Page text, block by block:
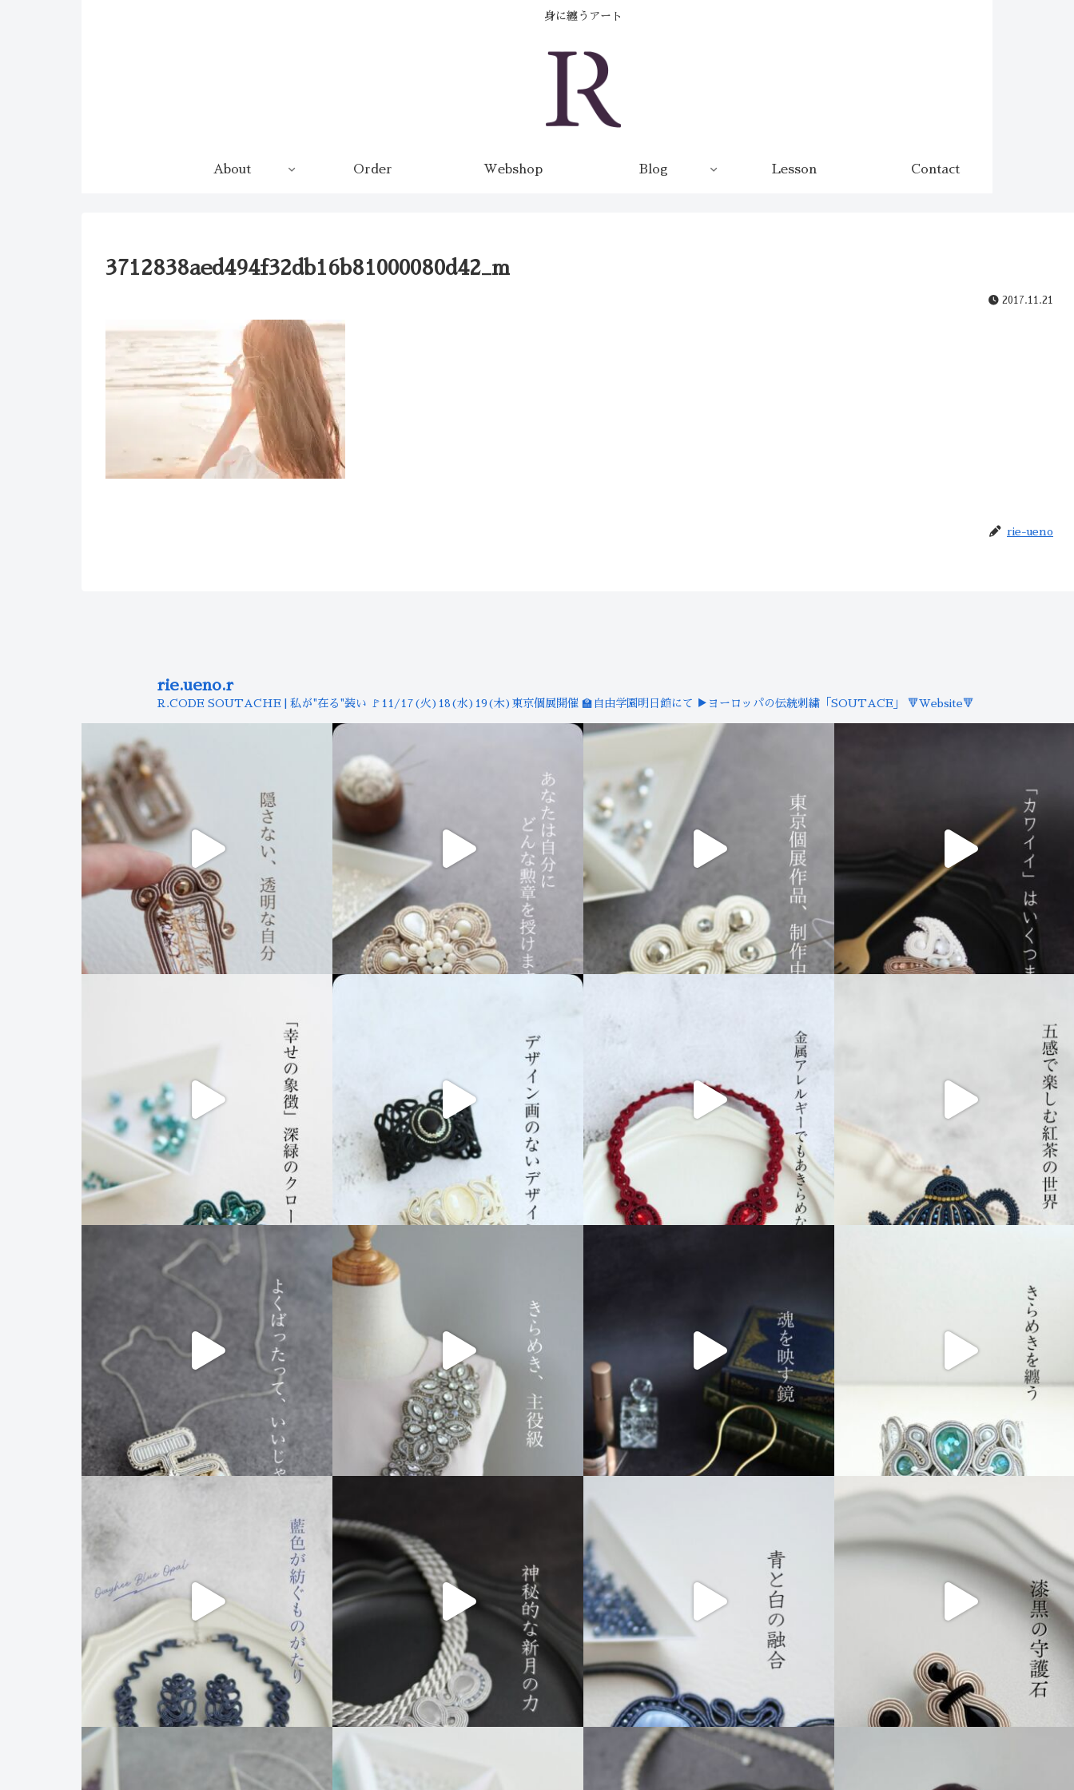
身に纏うアート
About Order Webshop Blog Lesson Contact
3712838aed494f32db16b81000080d42_m
2017.11.21
rie-ueno
rie.ueno.r
R.CODE SOUTACHE | 私が"在る"装い 🚩11/17(火)18(水)19(木)東京個展開催 🏫自由学園明日館にて ▶︎ヨーロッパの伝統刺繍「SOUTACE」 🔻Website🔻